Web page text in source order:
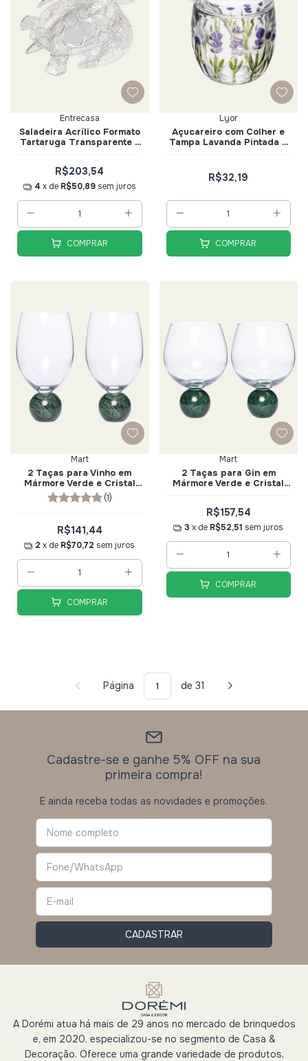
Entrecasa
Saladeira Acrílico Formato
Tartaruga Transparente -
R$203,54
4 x de R$50,89 sem juros
COMPRAR
Lyor
Açucareiro com Colher e
Tampa Lavanda Pintada a
R$32,19
COMPRAR
Mart
2 Taças para Vinho em
Mármore Verde e Cristal
520ml - Mart(1)
R$141,44
2 x de R$70,72 sem juros
COMPRAR
Mart
2 Taças para Gin em
Mármore Verde e Cristal
R$157,54
3 x de R$52,51 sem juros
COMPRAR
Página de 31
Cadastre-se e ganhe 5% OFF na sua
primeira compra!
E ainda receba todas as novidades e promoções.
A Dorémi atua há mais de 29 anos no mercado de brinquedos
e, em 2020, especializou-se no segmento de Casa &
Decoração. Oferece uma grande variedade de produtos,